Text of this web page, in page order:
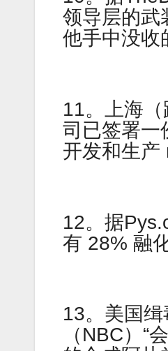
领导层的武
他手中没收
11。上海
司已签署一
开发和生产
12。据
有 28% 融
13。美国
（NBC）“